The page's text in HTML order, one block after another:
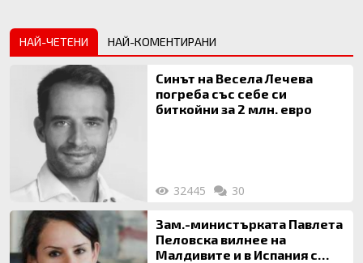
НАЙ-ЧЕТЕНИ НАЙ-КОМЕНТИРАНИ
Синът на Весела Лечева
погреба със себе си
биткойни за 2 млн. евро
32445 30
Зам.-министърката Павлета
Пеловска вилнее на
Малдивите и в Испания с